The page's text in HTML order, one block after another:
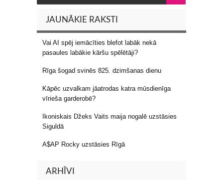
JAUNĀKIE RAKSTI
Vai AI spēj iemācīties blefot labāk nekā
pasaules labākie kāršu spēlētāji?
Rīga šogad svinēs 825. dzimšanas dienu
Kāpēc uzvalkam jāatrodas katra mūsdienīga
vīrieša garderobē?
Ikoniskais Džeks Vaits maija nogalē uzstāsies
Siguldā
A$AP Rocky uzstāsies Rīgā
ARHĪVI